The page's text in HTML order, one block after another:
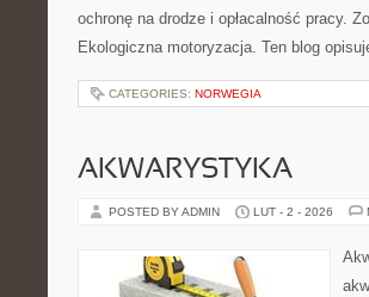
ochronę na drodze i opłacalność pracy.
Ekologiczna motoryzacja. Ten blog
CATEGORIES: NORWEGIA
AKWARYSTYKA
POSTED BY ADMIN LUT - 2 - 2026